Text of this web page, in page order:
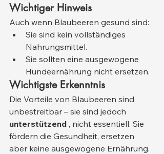
Wichtiger Hinweis
Auch wenn Blaubeeren gesund sind:
Sie sind kein vollständiges
Nahrungsmittel.
Sie sollten eine ausgewogene
Hundeernährung nicht ersetzen.
Wichtigste Erkenntnis
Die Vorteile von Blaubeeren sind
unbestreitbar – sie sind jedoch
unterstützend , nicht essentiell. Sie
fördern die Gesundheit, ersetzen
aber keine ausgewogene Ernährung.